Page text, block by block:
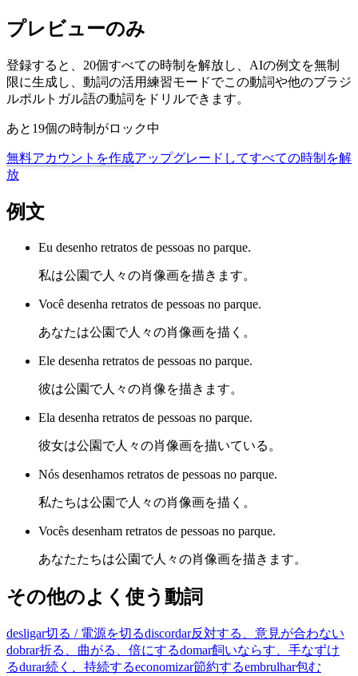
プレビューのみ
登録すると、20個すべての時制を解放し、AIの例文を無制
限に生成し、動詞の活用練習モードでこの動詞や他のブラジ
ルポルトガル語の動詞をドリルできます。
あと19個の時制がロック中
無料アカウントを作成アップグレードしてすべての時制を解
放
例文
Eu desenho retratos de pessoas no parque.
私は公園で人々の肖像画を描きます。
Você desenha retratos de pessoas no parque.
あなたは公園で人々の肖像画を描く。
Ele desenha retratos de pessoas no parque.
彼は公園で人々の肖像を描きます。
Ela desenha retratos de pessoas no parque.
彼女は公園で人々の肖像画を描いている。
Nós desenhamos retratos de pessoas no parque.
私たちは公園で人々の肖像画を描く。
Vocês desenham retratos de pessoas no parque.
あなたたちは公園で人々の肖像画を描きます。
その他のよく使う動詞
desligar切る / 電源を切るdiscordar反対する、意見が合わない
dobrar折る、曲がる、倍にするdomar飼いならす、手なずけ
るdurar続く、持続するeconomizar節約するembrulhar包む